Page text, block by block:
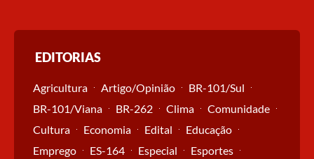
EDITORIAS
Agricultura Artigo/Opinião
BR-101/Sul
BR-101/Viana
BR-262 Clima
Comunidade
Cultura
Economia Edital
Educação
Emprego
ES-164 Especial
Esportes